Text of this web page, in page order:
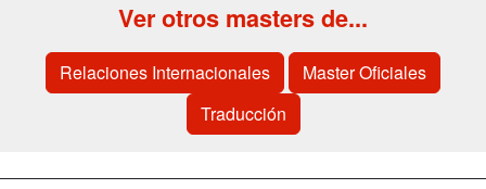
Ver otros masters de...
Relaciones Internacionales
Master Oficiales
Traducción